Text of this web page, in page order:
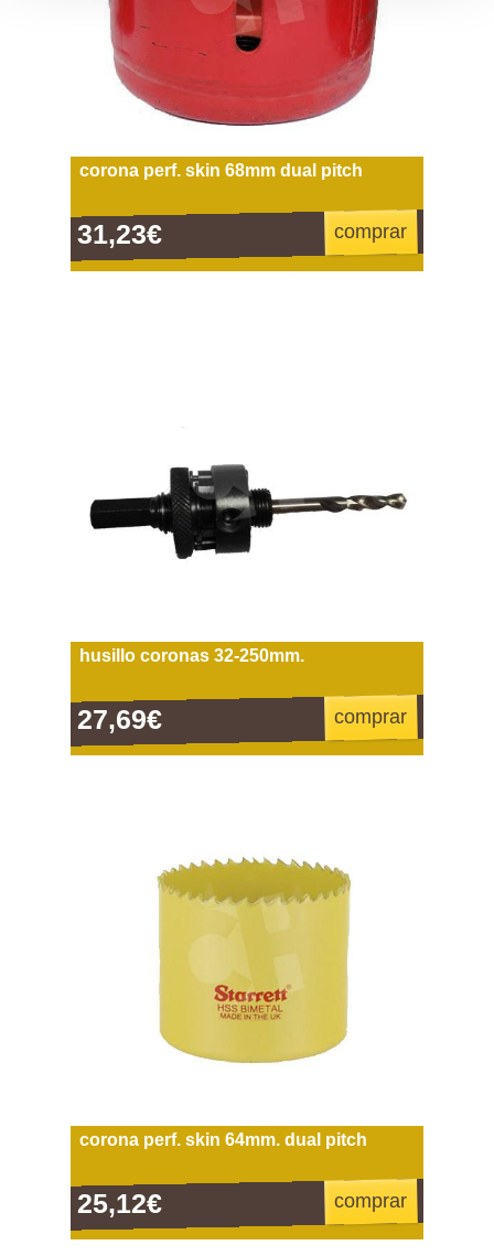
corona perf. skin 68mm dual pitch
31,23€ comprar
husillo coronas 32-250mm.
27,69€ comprar
corona perf. skin 64mm. dual pitch
25,12€ comprar